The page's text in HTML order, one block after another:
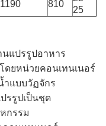
1190 810
25
นแปรรูปอาหาร
ดยหน่วยคอนเทนเนอร์
ำแบบวัฏจักร
รรูปเป็นชุด
กรรม